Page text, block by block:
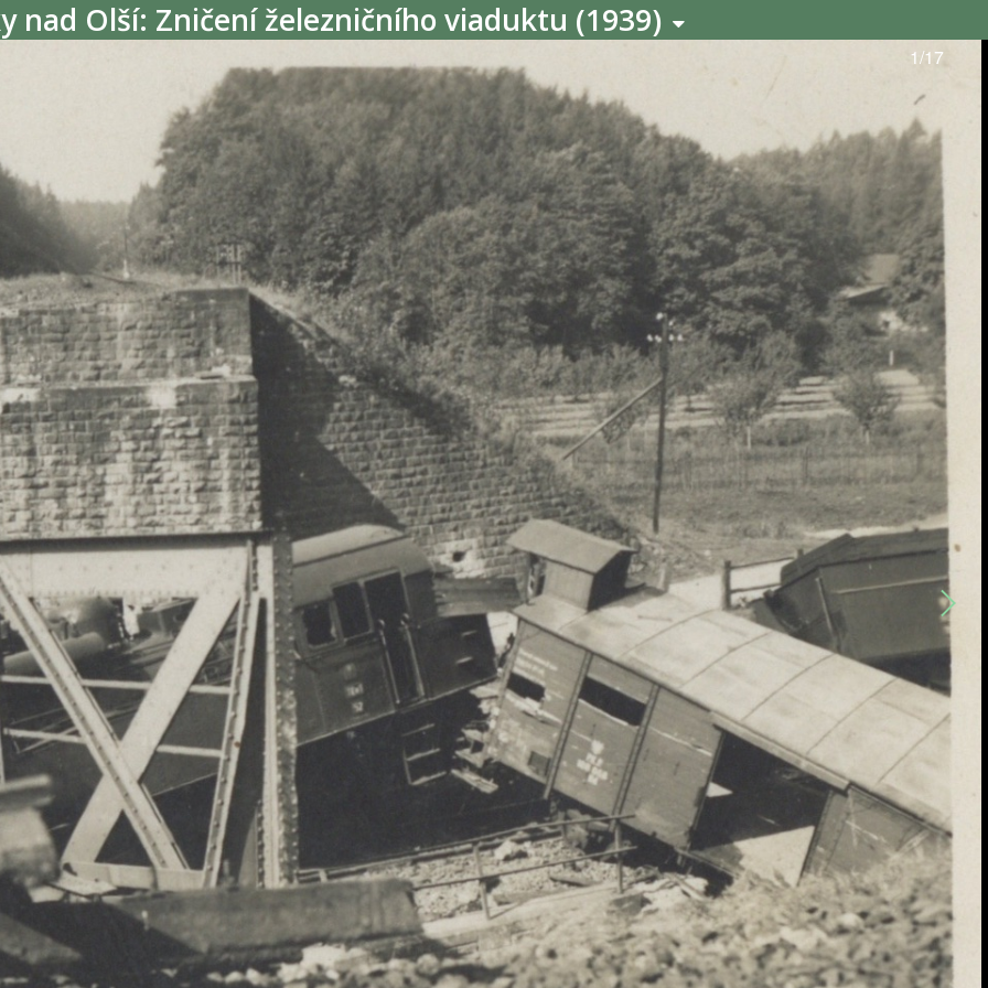
nad Olší: Zničení železničního viaduktu (1939)
1/17